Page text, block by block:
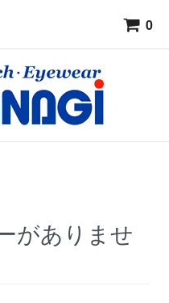
0
がありませ